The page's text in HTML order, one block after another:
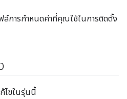
ฟล์การกำหนดค่าที่คุณใช้ในการติดตั้ง
ไขในรุ่นนี้